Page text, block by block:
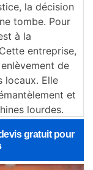
la décision
tombe. Pour
à la
entreprise,
de
locaux. Elle
et
lourdes.
gratuit pour